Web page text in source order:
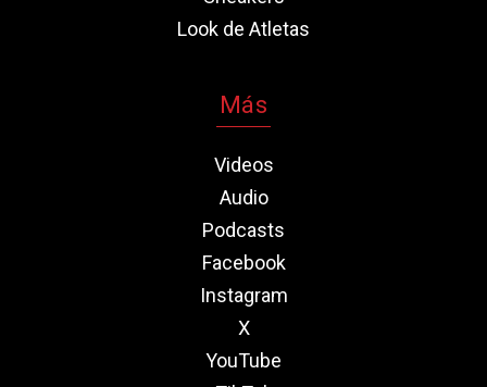
Look de Atletas
Más
Videos
Audio
Podcasts
Facebook
Instagram
X
YouTube